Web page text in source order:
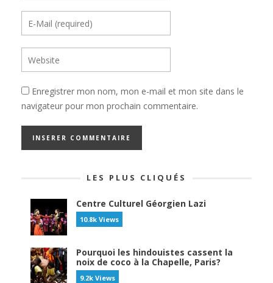
Enregistrer mon nom, mon e-mail et mon site dans le
navigateur pour mon prochain commentaire.
LES PLUS CLIQUÉS
Centre Culturel Géorgien Lazi
10.8k Views
Pourquoi les hindouistes cassent la
noix de coco à la Chapelle, Paris?
9.2k Views